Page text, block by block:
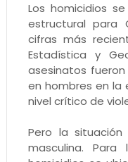
Los homicidios
estructural para
cifras más
Estadística y
asesinatos
en hombres en la
nivel crítico de
Pero la
masculina. Para